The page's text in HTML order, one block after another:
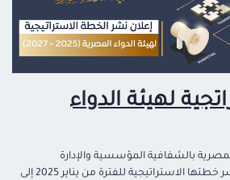
لهيئة الدواء
بالشفافية المؤسسية والإدارة
الاستراتيجية الفعّالة، تم نشر خطتها الاستراتيجية للفترة من يناير 2025 إلى